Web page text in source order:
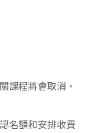
課程將會取消，
名額和安排收費